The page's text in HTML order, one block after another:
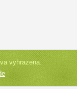
vyhrazena.